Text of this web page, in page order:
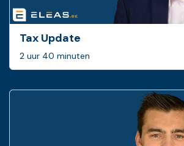
Tax Update
2 uur 40 minuten